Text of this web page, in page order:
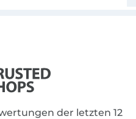
der letzten 12